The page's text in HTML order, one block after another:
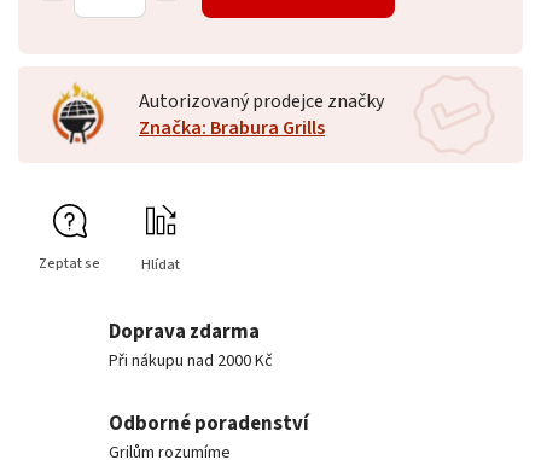
Autorizovaný prodejce značky
Značka: Brabura Grills
Zeptat se Hlídat
Doprava zdarma
Při nákupu nad 2000 Kč
Odborné poradenství
Grilům rozumíme